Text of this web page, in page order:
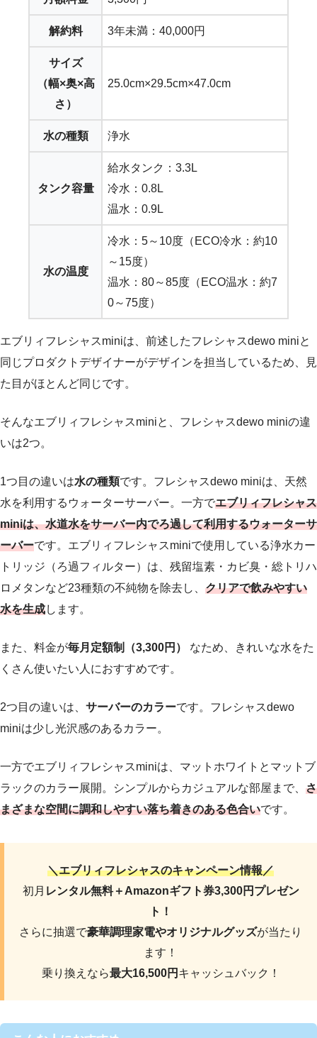
解約料 3年未満：40,000円
サイズ
（幅×奥×高
さ）
25.0cm×29.5cm×47.0cm
水の種類 浄水
タンク容量
給水タンク：3.3L
冷水：0.8L
温水：0.9L
水の温度
冷水：5～10度（ECO冷水：約10
～15度）
温水：80～85度（ECO温水：約7
0～75度）
エブリィフレシャスminiは、前述したフレシャスdewo miniと
同じプロダクトデザイナーがデザインを担当しているため、見
た目がほとんど同じです。
そんなエブリィフレシャスminiと、フレシャスdewo miniの違
いは2つ。
1つ目の違いは水の種類です。フレシャスdewo miniは、天然
水を利用するウォーターサーバー。一方でエブリィフレシャス
miniは、水道水をサーバー内でろ過して利用するウォーターサ
ーバーです。エブリィフレシャスminiで使用している浄水カー
トリッジ（ろ過フィルター）は、残留塩素・カビ臭・総トリハ
ロメタンなど23種類の不純物を除去し、 クリアで飲みやすい
水を生成します。
また、料金が毎月定額制（3,300円）
なため、きれいな水をた
くさん使いたい人におすすめです。
2つ目の違いは、 サーバーのカラーです。フレシャスdewo
miniは少し光沢感のあるカラー。
一方でエブリィフレシャスminiは、マットホワイトとマットブ
ラックのカラー展開。シンプルからカジュアルな部屋まで、 さ
まざまな空間に調和しやすい落ち着きのある色合いです。
＼エブリィフレシャスのキャンペーン情報／
初月 レンタル無料＋Amazonギフト券3,300円プレゼン
ト！
さらに抽選で豪華調理家電やオリジナルグッズが当たり
ます！
乗り換えなら最大16,500円 キャッシュバック！